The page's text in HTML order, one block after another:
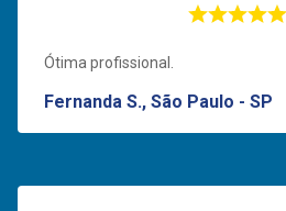
Ótima profissional.
Fernanda S., São Paulo - SP